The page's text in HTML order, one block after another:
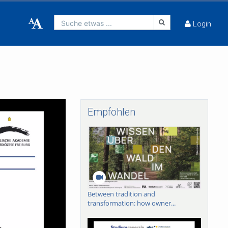
Suche etwas ... Login
Empfohlen
Between tradition and
transformation: how owner...